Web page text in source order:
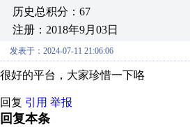
历史总积分：67
注册：2018年9月03日
发表于：2024-07-11 21:06:06
很好的平台，大家珍惜一下咯
回复 引用 举报
回复本条